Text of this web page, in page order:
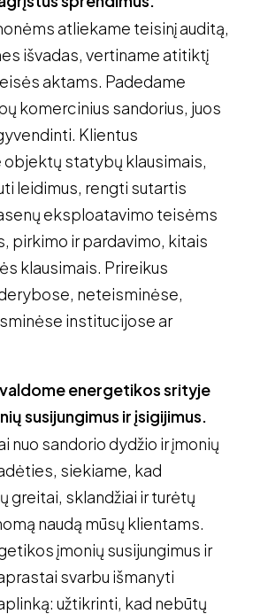
atliekame teisinį auditą,
išvadas, vertiname atitiktį
aktams. Padedame
komercinius sandorius, juos
Klientus
objektų statybų klausimais,
leidimus, rengti sutartis
eksploatavimo teisėms
pirkimo ir pardavimo, kitais
klausimais. Prireikus
neteisminėse,
institucijose ar
energetikos srityje
susijungimus ir įsigijimus.
nuo sandorio dydžio ir įmonių
siekiame, kad
greitai, sklandžiai ir turėtų
naudą mūsų klientams.
įmonių susijungimus ir
svarbu išmanyti
užtikrinti, kad nebūtų